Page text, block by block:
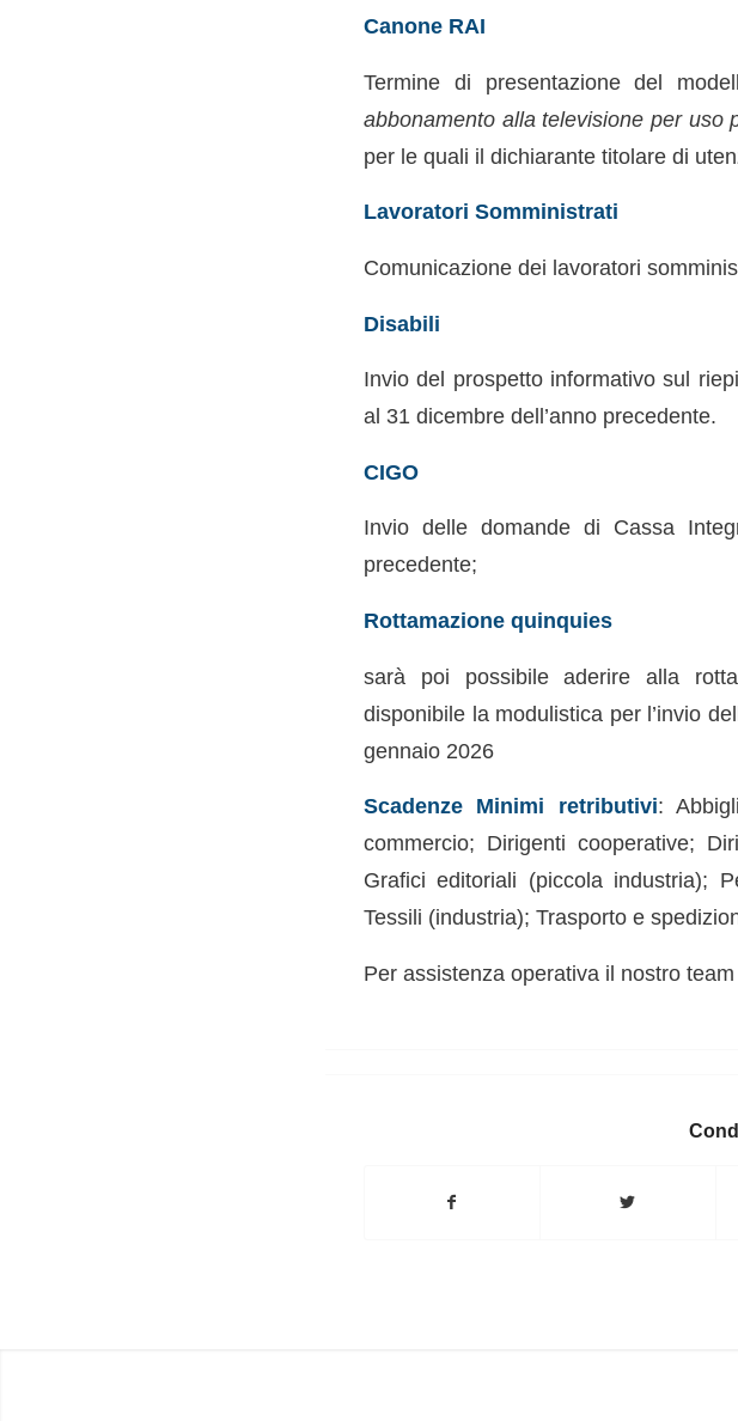
Canone RAI
Termine di presentazione del
abbonamento alla televisione per uso
per le quali il dichiarante titolare di
Lavoratori Somministrati
Comunicazione dei lavoratori
Disabili
Invio del prospetto informativo sul
al 31 dicembre dell’anno precedente.
CIGO
Invio delle domande di Cassa
precedente;
Rottamazione quinquies
sarà poi possibile aderire alla
disponibile la modulistica per l’invio
gennaio 2026
Scadenze Minimi retributivi:
commercio; Dirigenti cooperative;
Grafici editoriali (piccola industria);
Tessili (industria); Trasporto e
Per assistenza operativa il nostro